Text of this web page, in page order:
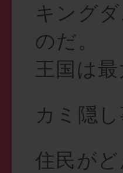
キング
のだ。
王国は
カミ隠
住民が